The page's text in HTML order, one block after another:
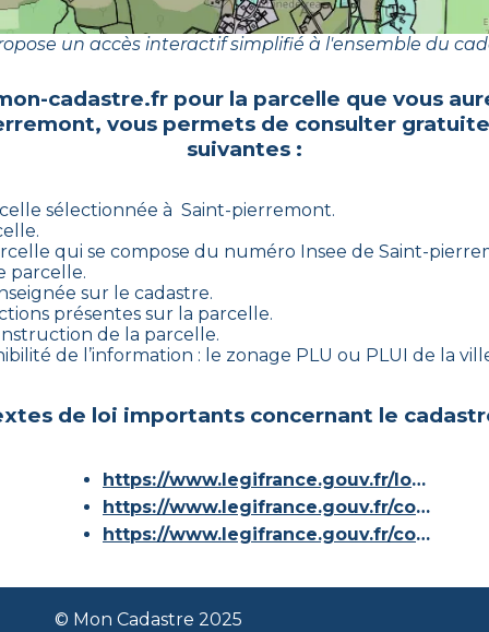
un accès interactif simplifié à l'ensemble du
cadastre.fr pour la parcelle que vous
, vous permets de consulter
suivantes :
sélectionnée à Saint-pierremont.
qui se compose du numéro Insee de Saint-
parcelle.
sur le cadastre.
présentes sur la parcelle.
de la parcelle.
de l’information : le zonage PLU ou PLUI de la
de loi importants concernant le
https://www.legifrance.gouv.fr/loda/id/JORFTEXT000000686267/
https://www.legifrance.gouv.fr/codes/article_lc/LEGIARTI000036588629/
https://www.legifrance.gouv.fr/codes/id/LEGISCTA000006180153/
© Mon Cadastre 2025